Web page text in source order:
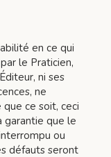
en ce qui
le Praticien,
ni ses
ne
ce soit, ceci
garantie que le
ou
défauts seront